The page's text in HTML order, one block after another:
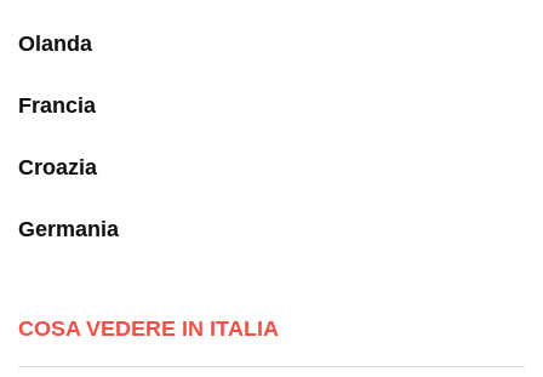
Olanda
Francia
Croazia
Germania
COSA VEDERE IN ITALIA